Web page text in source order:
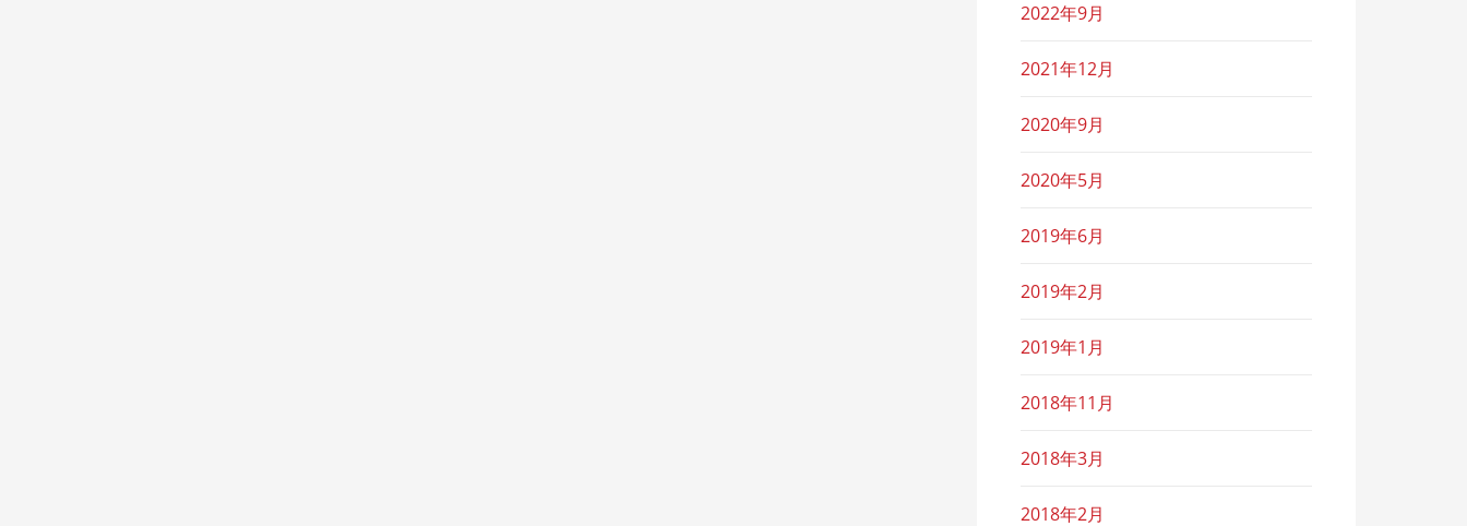
2022年9月
2021年12月
2020年9月
2020年5月
2019年6月
2019年2月
2019年1月
2018年11月
2018年3月
2018年2月